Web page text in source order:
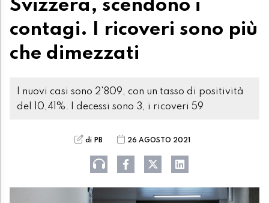
Svizzera, scendono i
contagi. I ricoveri sono più
che dimezzati
I nuovi casi sono 2'809, con un tasso di positività
del 10,41%. I decessi sono 3, i ricoveri 59
di PB 26 AGOSTO 2021